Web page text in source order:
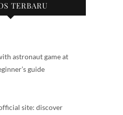
TERBARU
astronaut game at
guide
site: discover